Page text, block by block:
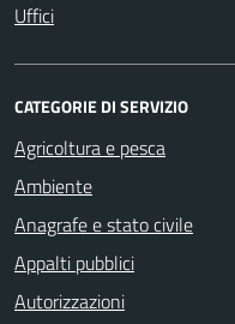
Uffici
CATEGORIE DI SERVIZIO
Agricoltura e pesca
Ambiente
Anagrafe e stato civile
Appalti pubblici
Autorizzazioni